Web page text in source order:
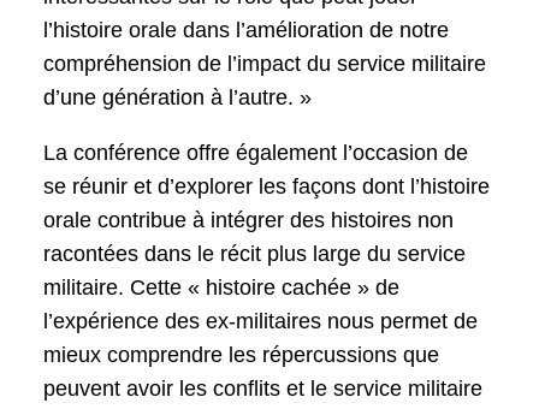
l’histoire orale dans l’amélioration de notre
compréhension de l’impact du service militaire
d’une génération à l’autre. »
La conférence offre également l’occasion de
se réunir et d’explorer les façons dont l’histoire
orale contribue à intégrer des histoires non
racontées dans le récit plus large du service
militaire. Cette « histoire cachée » de
l’expérience des ex-militaires nous permet de
mieux comprendre les répercussions que
peuvent avoir les conflits et le service militaire